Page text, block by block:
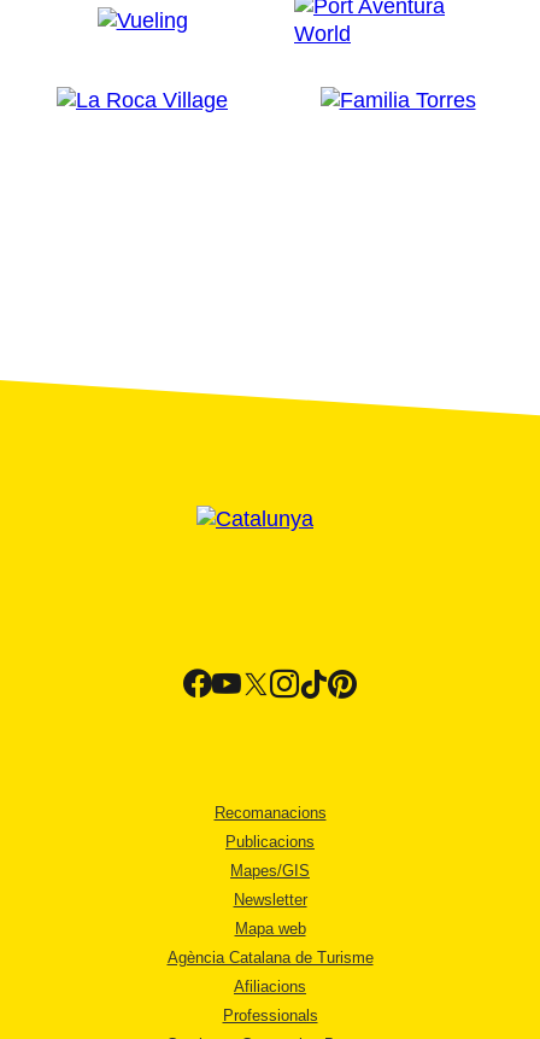
Recomanacions
Publicacions
Mapes/GIS
Newsletter
Mapa web
Agència Catalana de Turisme
Afiliacions
Professionals